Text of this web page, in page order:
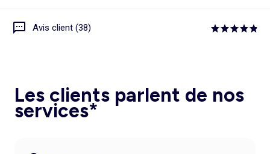
Avis client (38)
Les clients parlent de nos
services*